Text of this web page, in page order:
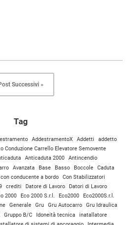
Successivi »
Tag
AddestramentoX Addetti
addetto
Conduzione Carrello Elevatore Semovente
Anticaduta 2000
Antincendio
Avanzata Base Basso Boccole
Caduta
conducente a bordo
Con Stabilizzatori
crediti Datore di Lavoro
Datori di Lavoro
2000 Eco 2000 S.r.l. Eco2000
Eco2000S.r.l.
Generale Gru Gru Autocarro
Gru Idraulica
Gruppo B/C Idoneità tecnica
inatallatore